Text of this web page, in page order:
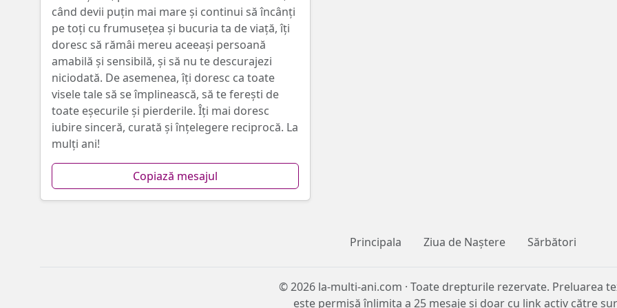
când devii puțin mai mare și continui să încânți
pe toți cu frumusețea și bucuria ta de viață, îți
doresc să rămâi mereu aceeași persoană
amabilă și sensibilă, și să nu te descurajezi
niciodată. De asemenea, îți doresc ca toate
visele tale să se împlinească, să te ferești de
toate eșecurile și pierderile. Îți mai doresc
iubire sinceră, curată și înțelegere reciprocă. La
mulți ani!
Copiază mesajul
Principala Ziua de Naștere Sărbători
© 2026 la-multi-ani.com · Toate drepturile rezervate. Preluarea
este permisă înlimita a 25 mesaje și doar cu link activ către